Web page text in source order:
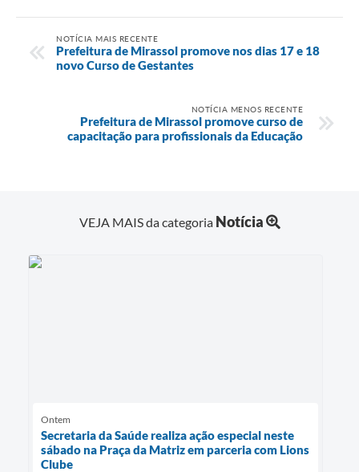
NOTÍCIA MAIS RECENTE
Prefeitura de Mirassol promove nos dias 17 e 18
novo Curso de Gestantes
NOTÍCIA MENOS RECENTE
Prefeitura de Mirassol promove curso de
capacitação para profissionais da Educação
VEJA MAIS da categoria Notícia
Ontem
Secretaria da Saúde realiza ação especial neste
sábado na Praça da Matriz em parceria com Lions
Clube